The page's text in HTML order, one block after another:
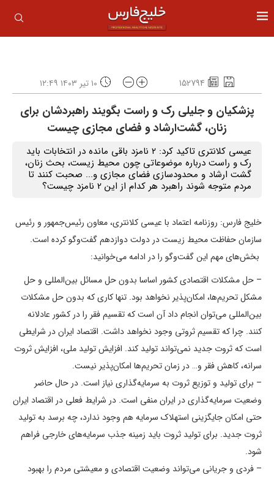
152794 ۱۰ تیر ۱۴۰۳ ۱۲:۴۹
پزشکیان و جلیلی رک و راست بگویند راهبردشان برای
زنان، گشت‌ارشاد و فضای مجازی چیست
عیسی کلانتری تاکید کرد: ۲ نامزد باقی مانده در انتخابات باید
رک و راست درباره موضوعاتی چون محیط زیست، بحث زنان،
گشت ارشاد و محدودسازی فضای مجازی و... صحبت کنند تا
مردم متوجه شوند راهبرد هر کدام از این 2 نامزد چیست؟
خلیج فارس: روزنامه اعتماد با عیسی کلانتری، معاون رئیس‌جمهور و رئیس
سازمان حفاظت محیط زیست در دولت دوازدهم گفت‌وگو کرده است.
بخش‌های مهم این گفت‌وگو را در ادامه می‌خوانید:
– حل مشکلات اقتصادی کشور اساسا بدون حل مسائل بین‌المللی و حل
مشکل تحریم‌ها، امکان‌پذیر نخواهد بود. تنها کاری که بدون حل مشکلات
بین‌المللی می‌توان انجام داد آن است که تقسیم فقر را در کشور عادلانه
کنند. چرا که تقسیم ثروتی وجود نخواهد داشت. اقتصاد ایران در شرایطی
است که ثروت جدید نمی‌تواند تولید کند. افزایش تولید ملی، افزایش ثروت
سرانه، کاهش فقر و… در زمان تحریم‌ها امکان‌پذیر نیست.
– برای تولید و توزیع ثروت به سرمایه‌گذاری نیاز است. در حال حاضر
وضعیت سرمایه‌گذاری در ایران منفی است. در شرایط فعلی در اقتصاد ایران
حتی امکان جایگزینی استهلاک سرمایه هم وجود ندارد، چه برسد به تولید
ثروت جدید. برای تولید ثروت باید زمینه جذب سرمایه‌های خارجی فراهم
شود.
– فردی و جریانی می‌تواند وضعیت اقتصادی و معیشتی مردم را بهبود